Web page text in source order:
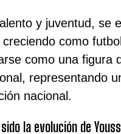
y juventud, se
como
como una figura
representando
nacional.
sido la evolución de